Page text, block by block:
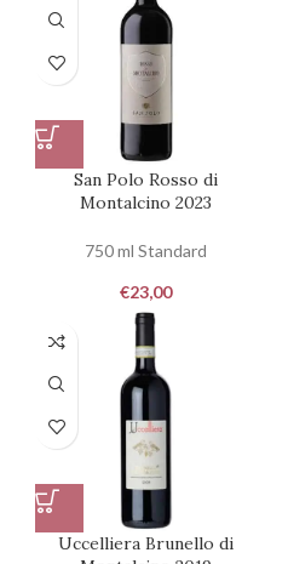
San Polo Rosso di
Montalcino 2023
750 ml Standard
€23,00
Uccelliera Brunello di